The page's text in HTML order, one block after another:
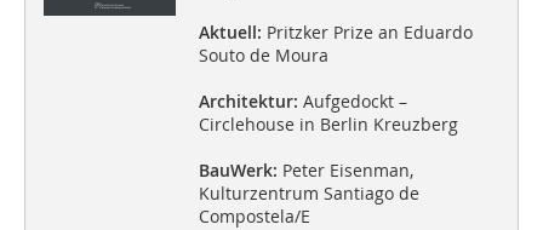
Aktuell: Pritzker Prize an Eduardo
Souto de Moura
Architektur: Aufgedockt –
Circlehouse in Berlin Kreuzberg
BauWerk: Peter Eisenman,
Kulturzentrum Santiago de
Compostela/E